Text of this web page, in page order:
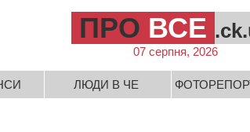
ПРО ВСЕ
07 серпня, 2026
ЛЮДИ В ЧЕ